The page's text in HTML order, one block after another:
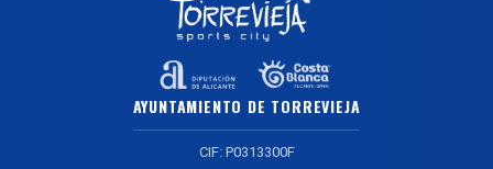
AYUNTAMIENTO DE TORREVIEJA
CIF: P0313300F